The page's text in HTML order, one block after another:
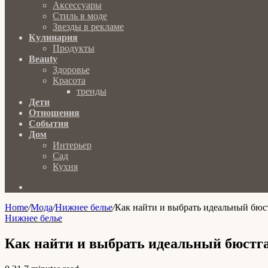
Аксессуары
Стиль в моде
Звезды в рекламе
Кулинария
Продукты
Beauty
Здоровье
Красота
тренды
Дети
Отношения
События
Дом
Интерьер
Сад
Кухня
Home/Мода/Нижнее белье/Как найти и выбрать идеальный
Нижнее белье
Как найти и выбрать идеальный